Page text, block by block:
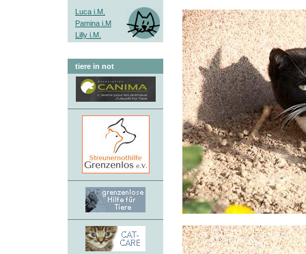
Luca i.M.
Pamina i.M
Lilly i.M.
tiere in not